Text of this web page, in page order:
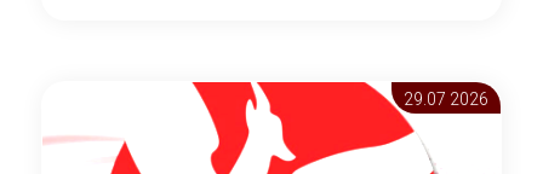
29.07 2026